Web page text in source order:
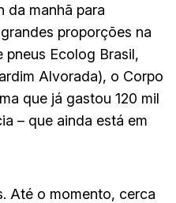
da manhã para
proporções na
pneus Ecolog Brasil,
Alvorada), o Corpo
que já gastou 120 mil
– que ainda está em
Até o momento, cerca